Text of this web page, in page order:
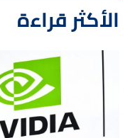
الأكثر قراءة